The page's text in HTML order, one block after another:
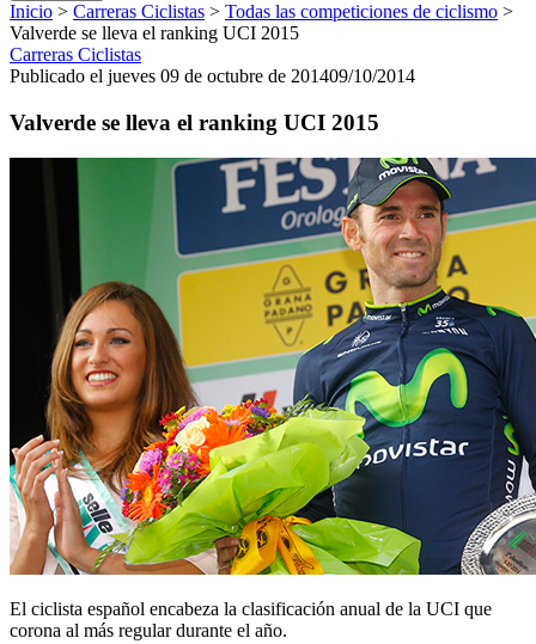
Inicio > Carreras Ciclistas > Todas las competiciones de ciclismo >
Valverde se lleva el ranking UCI 2015
Carreras Ciclistas
Publicado el jueves 09 de octubre de 201409/10/2014
Valverde se lleva el ranking UCI 2015
El ciclista español encabeza la clasificación anual de la UCI que
corona al más regular durante el año.